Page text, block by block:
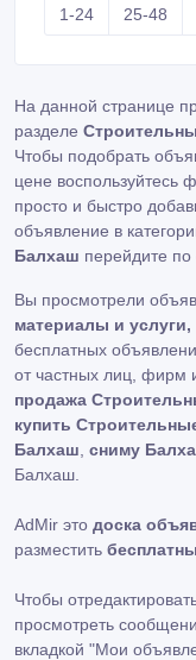
1-24 25-48
На данной странице
разделе
Чтобы подобрать
цене воспользуйтесь
просто и быстро
объявление в
Балхаш перейдите по
Вы просмотрели
материалы и
бесплатных
от частных лиц, фирм
продажа
купить
Балхаш сниму
Балхаш.
AdMir это доска
разместить
Чтобы
просмотреть
вкладкой "Мои